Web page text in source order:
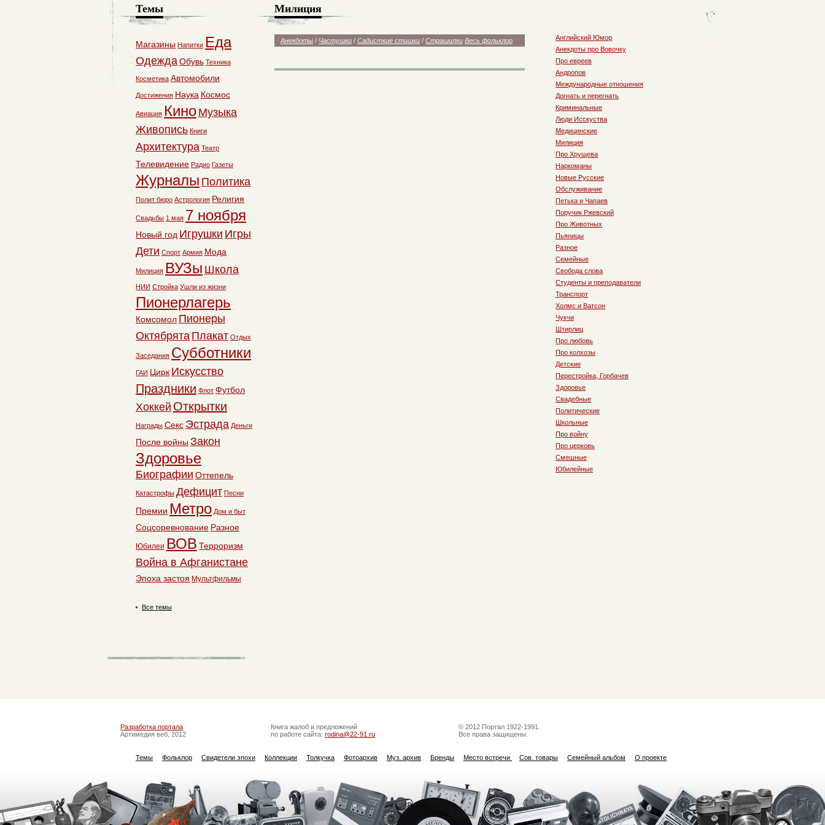
Милиция
Анекдоты / Частушки / Садисткие стишки / Страшилки Весь фольклор
Английский Юмор
Анекдоты про Вовочку
Про евреев
Андропов
Международные отношения
Догнать и перегнать
Криминальные
Люди Исскуства
Медицинские
Милиция
Про Хрущева
Наркоманы
Новые Русские
Обслуживание
Петька и Чапаев
Поручик Ржевский
Про Животных
Пьяницы
Разное
Семейные
Свобода слова
Студенты и преподаватели
Транспорт
Холмс и Ватсон
Чукчи
Штирлиц
Про любовь
Про колхозы
Детские
Перестройка, Горбачев
Здоровье
Свадебные
Политические
Школьные
Про войну
Про церковь
Смешные
Юбилейные
Темы
Магазины Напитки Еда
ОдеждаОбувь Техника
Косметика Автомобили
Достижения Наука Космос
Авиация Кино Музыка
Живопись Книги
Архитектура Театр
Телевидение Радио Газеты
Журналы Политика
Полит бюро Астрология Религия
Свадьбы 1 мая 7 ноября
Новый год Игрушки Игры
Дети Спорт Армия Мода
Милиция ВУЗы Школа
НИИ Стройка Ушли из жизни
Пионерлагерь
Комсомол Пионеры
Октябрята Плакат Отдых
Заседания Субботники
ГАИ Цирк Искусство
Праздники Флот Футбол
Хоккей Открытки
Награды Секс Эстрада Деньги
После войны Закон
Здоровье
Биографии Оттепель
Катастрофы Дефицит Песни
Премии Метро Дом и быт
Соцсоревнование Разное
Юбилеи ВОВ Терроризм
Война в Афганистане
Эпоха застоя Мультфильмы
Все темы
Разработка портала
Артимедия веб, 2012
Книга жалоб и предложений
по работе сайта: rodina@22-91.ru
© 2012 Портал 1922-1991.
Все права защищены.
Темы Фольклор Свидетели эпохи Коллекции Толкучка Фотоархив Муз. архив Бренды Место встречи Сов. товары Семейный альбом О проекте